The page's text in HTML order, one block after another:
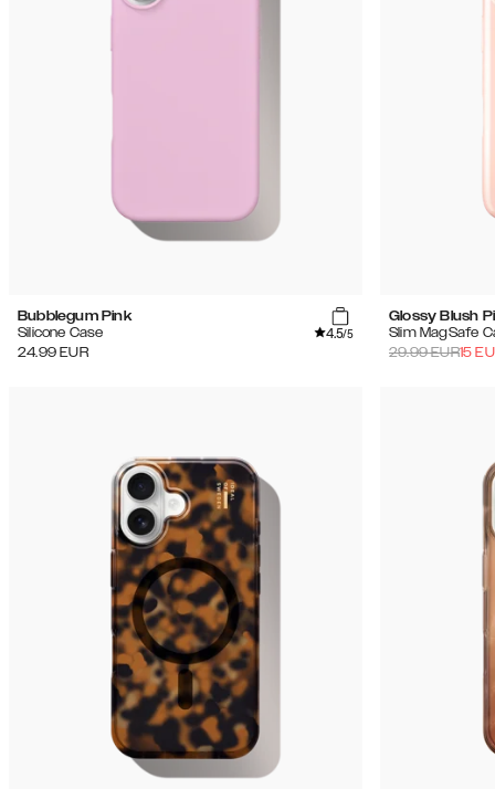
Bubblegum Pink
Silicone Case
4.5/5
24.99 EUR
Glossy Blush
Slim MagSafe
29.99EUR15